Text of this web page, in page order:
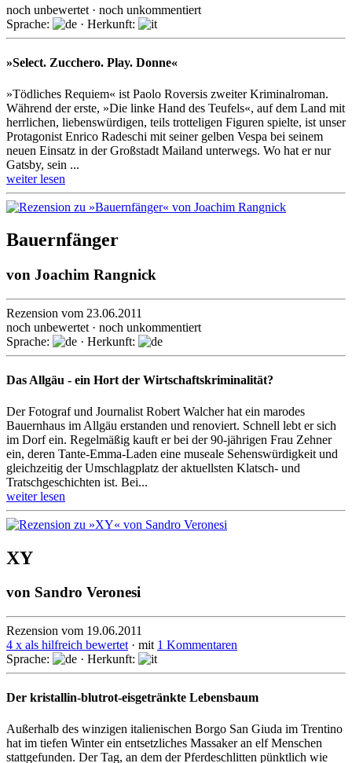
noch unbewertet · noch unkommentiert
Sprache:
· Herkunft:
»Select. Zucchero. Play. Donne«
»Tödliches Requiem« ist Paolo Roversis zweiter Kriminalroman.
Während der erste, »Die linke Hand des Teufels«, auf dem Land mit
herrlichen, liebenswürdigen, teils trotteligen Figuren spielte, ist unser
Protagonist Enrico Radeschi mit seiner gelben Vespa bei seinem
neuen Einsatz in der Großstadt Mailand unterwegs. Wo hat er nur
Gatsby, sein ...
weiter lesen
Bauernfänger
von Joachim Rangnick
Rezension vom 23.06.2011
noch unbewertet · noch unkommentiert
Sprache:
· Herkunft:
Das Allgäu - ein Hort der Wirtschaftskriminalität?
Der Fotograf und Journalist Robert Walcher hat ein marodes
Bauernhaus im Allgäu erstanden und renoviert. Schnell lebt er sich
im Dorf ein. Regelmäßig kauft er bei der 90-jährigen Frau Zehner
ein, deren Tante-Emma-Laden eine museale Sehenswürdigkeit und
gleichzeitig der Umschlagplatz der aktuellsten Klatsch- und
Tratschgeschichten ist. Bei...
weiter lesen
XY
von Sandro Veronesi
Rezension vom 19.06.2011
4 x als hilfreich bewertet · mit 1 Kommentaren
Sprache:
· Herkunft:
Der kristallin-blutrot-eisgetränkte Lebensbaum
Außerhalb des winzigen italienischen Borgo San Giuda im Trentino
hat im tiefen Winter ein entsetzliches Massaker an elf Menschen
stattgefunden. Der Tag, an dem der Pferdeschlitten pünktlich wie